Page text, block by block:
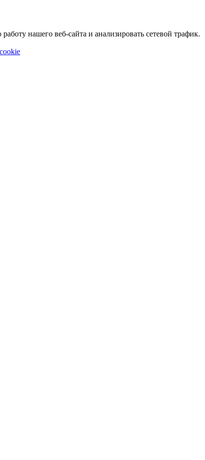
нашего веб-сайта и анализировать сетевой трафик.